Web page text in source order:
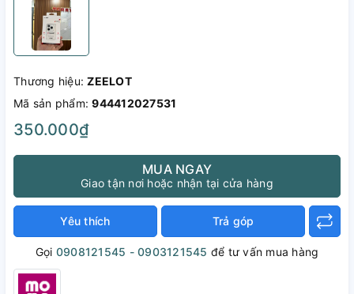
Thương hiệu:ZEELOT
Mã sản phẩm:944412027531
350.000₫
MUA NGAY
Giao tận nơi hoặc nhận tại cửa hàng
Yêu thích Trả góp
Gọi 0908121545 - 0903121545 để tư vấn mua hàng